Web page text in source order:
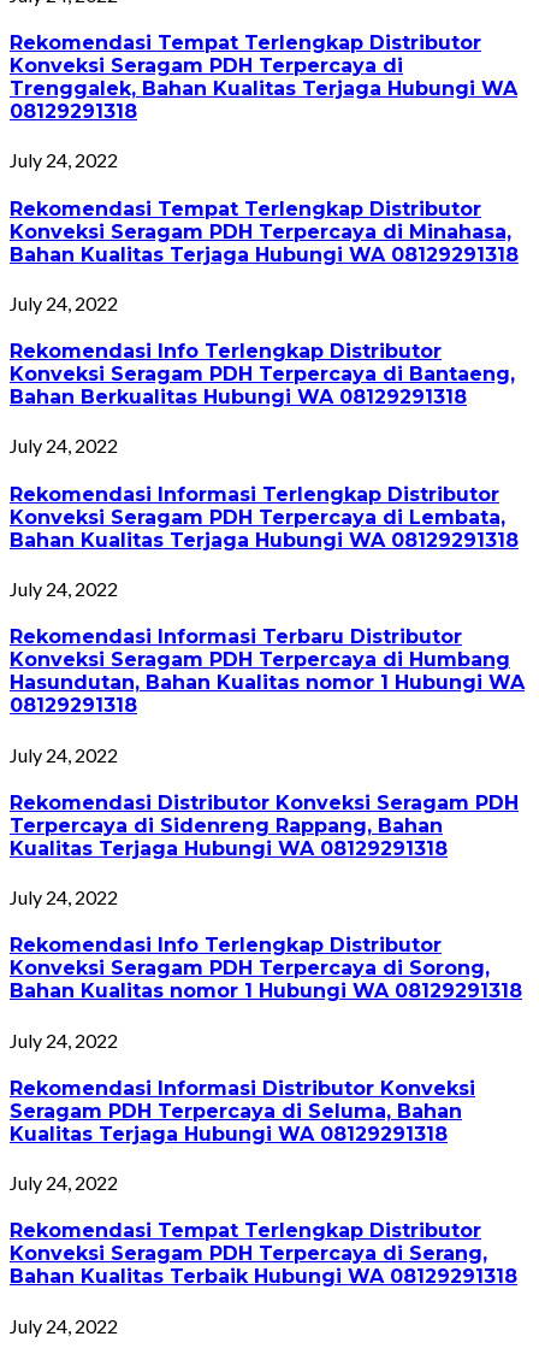
Rekomendasi Tempat Terlengkap Distributor
Konveksi Seragam PDH Terpercaya di
Trenggalek, Bahan Kualitas Terjaga Hubungi WA
08129291318
July 24, 2022
Rekomendasi Tempat Terlengkap Distributor
Konveksi Seragam PDH Terpercaya di Minahasa,
Bahan Kualitas Terjaga Hubungi WA 08129291318
July 24, 2022
Rekomendasi Info Terlengkap Distributor
Konveksi Seragam PDH Terpercaya di Bantaeng,
Bahan Berkualitas Hubungi WA 08129291318
July 24, 2022
Rekomendasi Informasi Terlengkap Distributor
Konveksi Seragam PDH Terpercaya di Lembata,
Bahan Kualitas Terjaga Hubungi WA 08129291318
July 24, 2022
Rekomendasi Informasi Terbaru Distributor
Konveksi Seragam PDH Terpercaya di Humbang
Hasundutan, Bahan Kualitas nomor 1 Hubungi WA
08129291318
July 24, 2022
Rekomendasi Distributor Konveksi Seragam PDH
Terpercaya di Sidenreng Rappang, Bahan
Kualitas Terjaga Hubungi WA 08129291318
July 24, 2022
Rekomendasi Info Terlengkap Distributor
Konveksi Seragam PDH Terpercaya di Sorong,
Bahan Kualitas nomor 1 Hubungi WA 08129291318
July 24, 2022
Rekomendasi Informasi Distributor Konveksi
Seragam PDH Terpercaya di Seluma, Bahan
Kualitas Terjaga Hubungi WA 08129291318
July 24, 2022
Rekomendasi Tempat Terlengkap Distributor
Konveksi Seragam PDH Terpercaya di Serang,
Bahan Kualitas Terbaik Hubungi WA 08129291318
July 24, 2022